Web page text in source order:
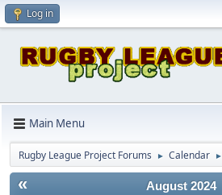
Log in
Main Menu
Rugby League Project Forums ► Calendar ►
« August 2024